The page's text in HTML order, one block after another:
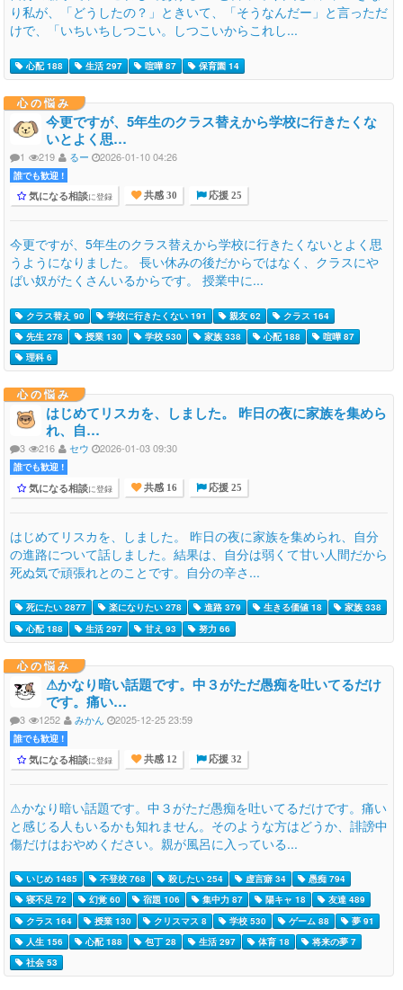
り私が、「どうしたの？」ときいて、「そうなんだー」と言っただ
けで、「いちいちしつこい。しつこいからこれし...
心配 188 生活 297 喧嘩 87 保育園 14
心の悩み
今更ですが、5年生のクラス替えから学校に行きたくな
いとよく思…
1 219 るー 2026-01-10 04:26
誰でも歓迎 !
気になる相談に登録 共感 30 応援 25
今更ですが、5年生のクラス替えから学校に行きたくないとよく思
うようになりました。 長い休みの後だからではなく、クラスにや
ばい奴がたくさんいるからです。 授業中に...
クラス替え 90 学校に行きたくない 191 親友 62
クラス 164
先生 278
授業 130 学校 530 家族 338 心配 188
喧嘩 87
理科 6
心の悩み
はじめてリスカを、しました。 昨日の夜に家族を集めら
れ、自…
3 216 セウ 2026-01-03 09:30
誰でも歓迎 !
気になる相談に登録 共感 16 応援 25
はじめてリスカを、しました。 昨日の夜に家族を集められ、自分
の進路について話しました。結果は、自分は弱くて甘い人間だから
死ぬ気で頑張れとのことです。自分の辛さ...
死にたい 2877 楽になりたい 278 進路 379 生きる価値 18
家族 338
心配 188
生活 297 甘え 93 努力 66
心の悩み
⚠かなり暗い話題です。中３がただ愚痴を吐いてるだけ
です。痛い…
3 1252 みかん 2025-12-25 23:59
誰でも歓迎 !
気になる相談に登録 共感 12 応援 32
⚠かなり暗い話題です。中３がただ愚痴を吐いてるだけです。痛い
と感じる人もいるかも知れません。そのような方はどうか、誹謗中
傷だけはおやめください。親が風呂に入っている...
いじめ 1485 不登校 768 殺したい 254 虚言癖 34
愚痴 794
寝不足 72
幻覚 60 宿題 106 集中力 87 陽キャ 18
友達 489
クラス 164
授業 130 クリスマス 8 学校 530 ゲーム 88
夢 91
人生 156
心配 188 包丁 28 生活 297 体育 18
将来の夢 7
社会 53